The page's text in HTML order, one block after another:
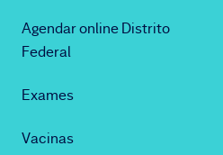
Agendar online Distrito
Federal
Exames
Vacinas